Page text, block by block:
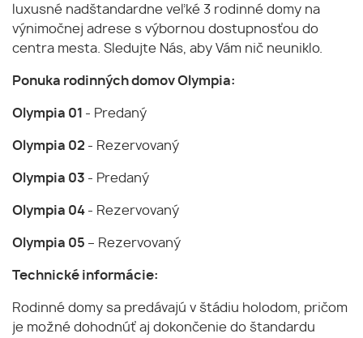
luxusné nadštandardne veľké 3 rodinné domy na
výnimočnej adrese s výbornou dostupnosťou do
centra mesta. Sledujte Nás, aby Vám nič neuniklo.
Ponuka rodinných domov Olympia:
Olympia 01 - Predaný
Olympia 02 - Rezervovaný
Olympia 03 - Predaný
Olympia 04 - Rezervovaný
Olympia 05 – Rezervovaný
Technické informácie:
Rodinné domy sa predávajú v štádiu holodom, pričom
je možné dohodnúť aj dokončenie do štandardu